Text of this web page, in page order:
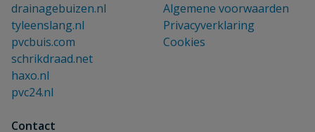
drainagebuizen.nl
tyleenslang.nl
pvcbuis.com
schrikdraad.net
haxo.nl
pvc24.nl
Algemene voorwaarden
Privacyverklaring
Cookies
Contact